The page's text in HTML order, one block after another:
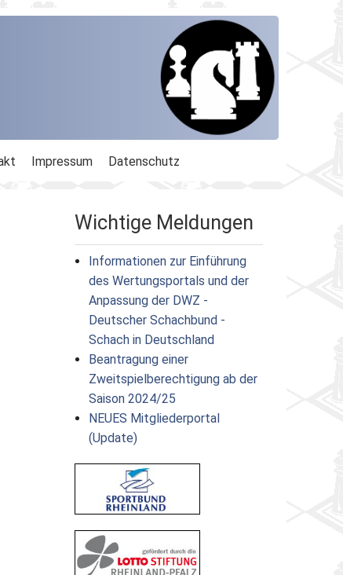
Impressum Datenschutz
Wichtige Meldungen
Informationen zur Einführung
des Wertungsportals und der
Anpassung der DWZ -
Deutscher Schachbund -
Schach in Deutschland
Beantragung einer
Zweitspielberechtigung ab der
Saison 2024/25
NEUES Mitgliederportal
(Update)